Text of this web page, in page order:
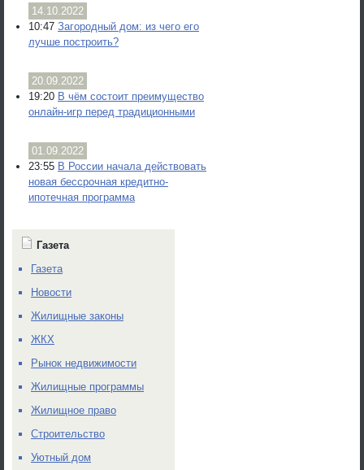
14.10.2022
10:47 Загородный дом: из чего его
лучше построить?
20.09.2022
19:20 В чём состоит преимущество
онлайн-игр перед традиционными
01.09.2022
23:55 В России начала действовать
новая бессрочная кредитно-
ипотечная программа
Газета
Газета
Новости
Жилищные законы
ЖКХ
Рынок недвижимости
Жилищные программы
Жилищное право
Строительство
Уютный дом